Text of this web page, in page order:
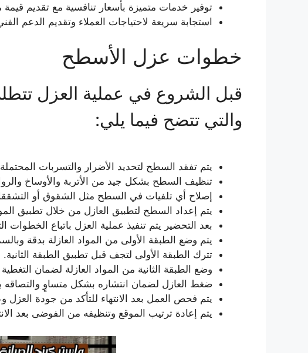
توفير خدمات متميزة بأسعار تنافسية مع تقديم
استجابة سريعة لاحتياجات العملاء وتقديم الدعم
خطوات عزل الأسطح
قبل الشروع في عملية العزل
والتي تتضح فيما يلي:
يتم تفقد السطح لتحديد الأضرار والتسربات
تنظيف السطح بشكل جيد من الأتربة والأوساخ
إصلاح أي تلفيات في السطح مثل الشقوق أو
يتم إعداد السطح لتطبيق العازل من خلال تطبيق
بعد التحضير يتم تنفيذ عملية العزل باتباع الخطوات
يتم وضع الطبقة الأولى من المواد العازلة بدقة
تترك الطبقة الأولى لتجف قبل تطبيق الطبقة الثانية.
وضع الطبقة الثانية من المواد العازلة لضمان التغطية
ضغط العازل لضمان انتشاره بشكل متساوٍ
يتم فحص العمل بعد الانتهاء للتأكد من جودة
يتم إعادة ترتيب الموقع وتنظيفه من الفوضى بعد